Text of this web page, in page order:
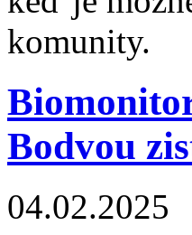
komunity.
Bodvou
04.02.2025